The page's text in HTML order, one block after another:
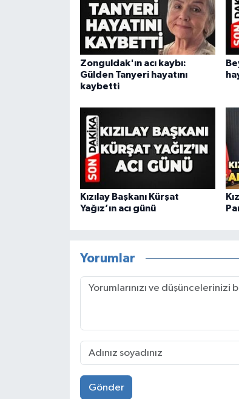
Zonguldak'ın acı kaybı:
Gülden Tanyeri hayatını
kaybetti
Kızılay Başkanı Kürşat
Yağız’ın acı günü
Yorumlar
Gönder